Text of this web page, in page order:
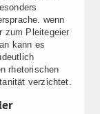
wenn
zum Pleitegeier
kann es
rhetorischen
verzichtet.